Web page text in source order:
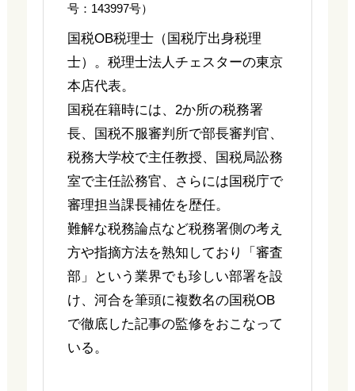
号：143997号）
国税OB税理士（国税庁出身税理
士）。税理士法人チェスターの東京
本店代表。
国税在籍時には、2か所の税務署
長、国税不服審判所で部長審判官、
税務大学校で主任教授、国税局訟務
室で主任訟務官、さらには国税庁で
審理担当課長補佐を歴任。
難解な税務論点など税務署側の考え
方や指摘方法を熟知しており「審査
部」という業界でも珍しい部署を設
け、河合を筆頭に複数名の国税OB
で徹底した記事の監修をおこなって
いる。